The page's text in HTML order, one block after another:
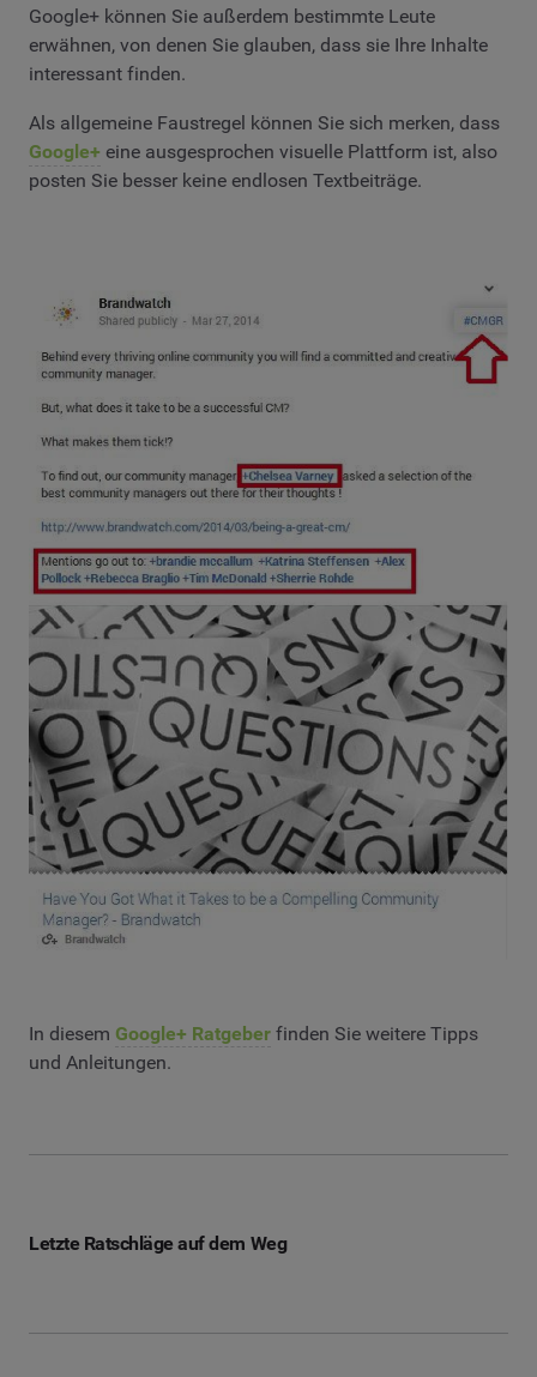
Google+ können Sie außerdem bestimmte Leute
erwähnen, von denen Sie glauben, dass sie Ihre Inhalte
interessant finden.
Als allgemeine Faustregel können Sie sich merken, dass
Google+ eine ausgesprochen visuelle Plattform ist, also
posten Sie besser keine endlosen Textbeiträge.
In diesem Google+ Ratgeber finden Sie weitere Tipps
und Anleitungen.
Letzte Ratschläge auf dem Weg